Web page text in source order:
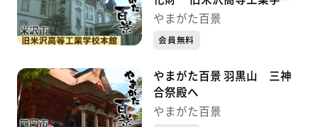
本館
やまがた百景
会員無料
やまがた百景 羽黒山 三神
合祭殿へ
やまがた百景